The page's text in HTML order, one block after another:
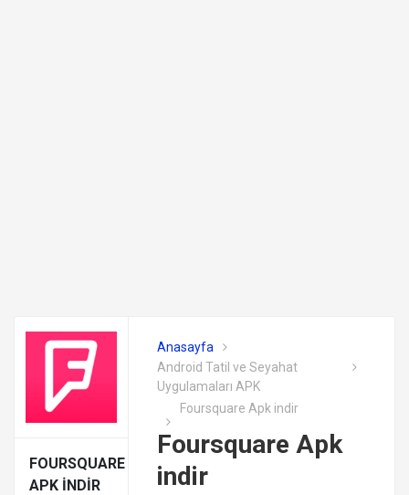
FOURSQUARE
APK INDIR
Anasayfa
Android Tatil ve Seyahat
Uygulamaları APK
Foursquare Apk indir
Foursquare Apk
indir